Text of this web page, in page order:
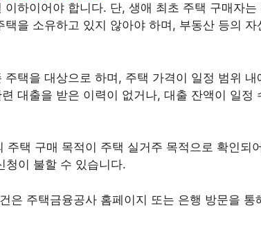
하이어야 합니다. 단, 생애 최초 주택 구매자는
택을 소유하고 있지 않아야 하며, 부동산 등의 자
택을 대상으로 하며, 주택 가격이 일정 범위 내
대출을 받은 이력이 없거나, 대출 잔액이 일정
주택 구매 목적이 주택 실거주 목적으로 확인되
청이 불할 수 있습니다.
은 주택금융공사 홈페이지 또는 은행 방문을 통